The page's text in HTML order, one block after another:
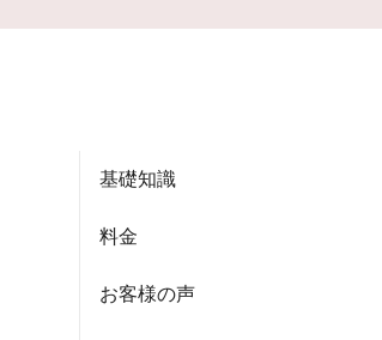
基礎知識
料金
お客様の声